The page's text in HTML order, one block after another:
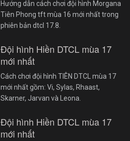
Hướng dẫn cách chơi đội hình Morgana
Tiên Phong tft mùa 16 mới nhất trong
phiên bản dtcl 17.8.
Đội hình Hiền DTCL mùa 17
mới nhất
Cách chơi đội hình TIÊN DTCL mùa 17
mới nhất gồm: Vi, Sylas, Rhaast,
Skarner, Jarvan và Leona.
Đội hình Hiền DTCL mùa 17
mới nhất